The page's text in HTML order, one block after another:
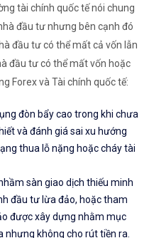
tài chính quốc tế nói chung
đầu tư nhưng bên cạnh đó
đầu tư có thể mất cả vốn lẫn
đầu tư có thể mất vốn hoặc
Forex và Tài chính quốc tế:
đòn bẩy cao trong khi chưa
và đánh giá sai xu hướng
thua lỗ nặng hoặc cháy tài
sàn giao dịch thiếu minh
đầu tư lừa đảo, hoặc tham
được xây dựng nhằm mục
nhưng không cho rút tiền ra.